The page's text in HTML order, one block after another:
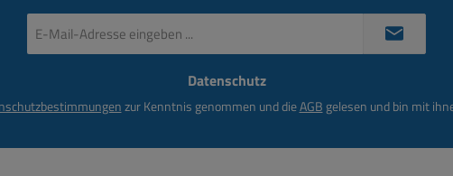
Mail-
Datenschutz
zur Kenntnis genommen und dieAGB gelesen und bin mit